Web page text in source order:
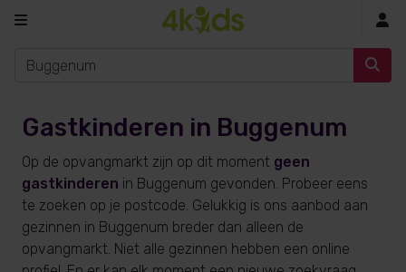
Gastkinderen in Buggenum
Op de opvangmarkt zijn op dit moment geen
gastkinderen in Buggenum gevonden. Probeer eens
te zoeken op je postcode. Gelukkig is ons aanbod aan
gezinnen in Buggenum breder dan alleen de
opvangmarkt. Niet alle gezinnen hebben een online